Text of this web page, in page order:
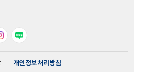
타그램
블로그
개인정보처리방침